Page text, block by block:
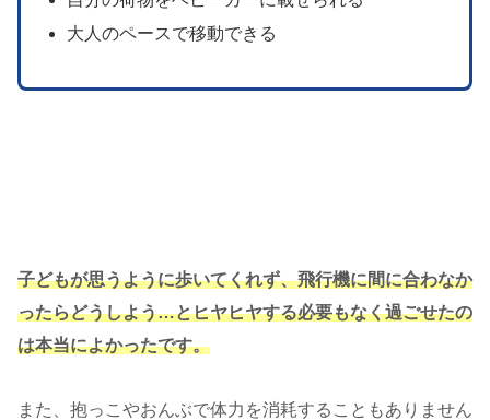
大人のペースで移動できる
子どもが思うように歩いてくれず、飛行機に間に合わなか
ったらどうしよう…とヒヤヒヤする必要もなく過ごせたの
は本当によかったです。
また、抱っこやおんぶで体力を消耗することもありません